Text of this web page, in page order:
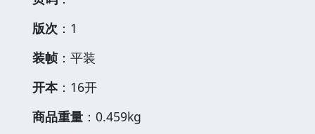
版次 ：1
装帧 ：平装
开本：16开
商品重量 ：0.459kg